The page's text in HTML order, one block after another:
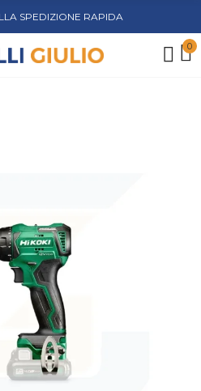
SPEDIZIONE RAPIDA
0